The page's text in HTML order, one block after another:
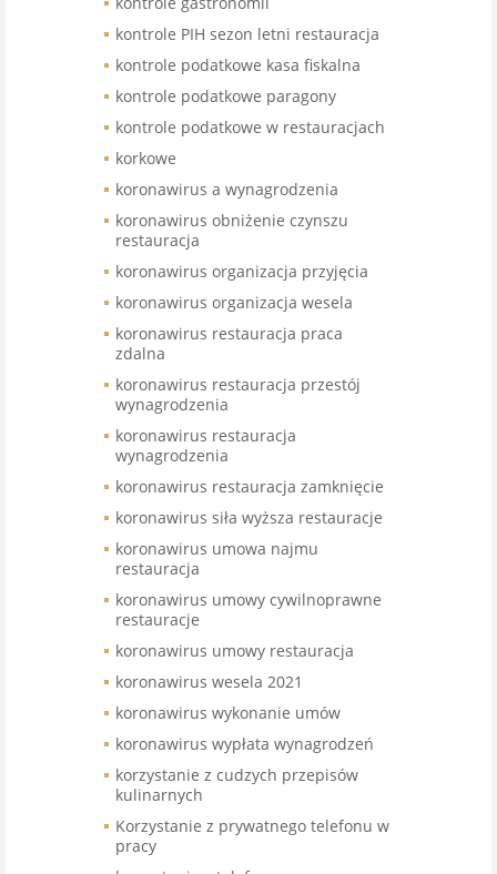
kontrole PIH sezon letni restauracja
kontrole podatkowe kasa fiskalna
kontrole podatkowe paragony
kontrole podatkowe w restauracjach
korkowe
koronawirus a wynagrodzenia
koronawirus obniżenie czynszu
restauracja
koronawirus organizacja przyjęcia
koronawirus organizacja wesela
koronawirus restauracja praca
zdalna
koronawirus restauracja przestój
wynagrodzenia
koronawirus restauracja
wynagrodzenia
koronawirus restauracja zamknięcie
koronawirus siła wyższa restauracje
koronawirus umowa najmu
restauracja
koronawirus umowy cywilnoprawne
restauracje
koronawirus umowy restauracja
koronawirus wesela 2021
koronawirus wykonanie umów
koronawirus wypłata wynagrodzeń
korzystanie z cudzych przepisów
kulinarnych
Korzystanie z prywatnego telefonu w
pracy